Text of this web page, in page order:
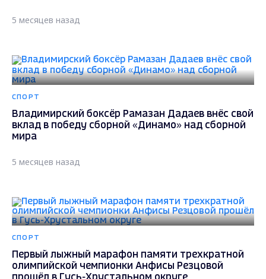
5 месяцев назад
СПОРТ
Владимирский боксёр Рамазан Дадаев внёс свой
вклад в победу сборной «Динамо» над сборной
мира
5 месяцев назад
СПОРТ
Первый лыжный марафон памяти трехкратной
олимпийской чемпионки Анфисы Резцовой